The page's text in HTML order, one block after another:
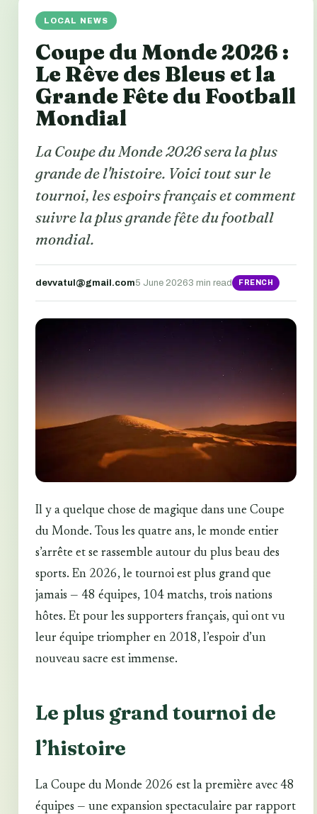
LOCAL NEWS
Coupe du Monde 2026 :
Le Rêve des Bleus et la
Grande Fête du Football
Mondial
La Coupe du Monde 2026 sera la plus
grande de l'histoire. Voici tout sur le
tournoi, les espoirs français et comment
suivre la plus grande fête du football
mondial.
devvatul@gmail.com5 June 20263 min read FRENCH
Il y a quelque chose de magique dans une Coupe
du Monde. Tous les quatre ans, le monde entier
s’arrête et se rassemble autour du plus beau des
sports. En 2026, le tournoi est plus grand que
jamais — 48 équipes, 104 matchs, trois nations
hôtes. Et pour les supporters français, qui ont vu
leur équipe triompher en 2018, l’espoir d’un
nouveau sacre est immense.
Le plus grand tournoi de
l’histoire
La Coupe du Monde 2026 est la première avec 48
équipes — une expansion spectaculaire par rapport